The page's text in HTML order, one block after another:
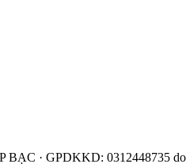
BẠC · GPDKKD: 0312448735 do